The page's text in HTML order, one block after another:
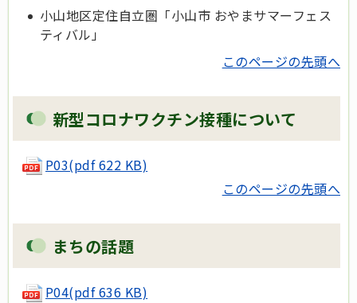
小山地区定住自立圏「小山市 おやまサマーフェス
ティバル」
このページの先頭へ
新型コロナワクチン接種について
P03(pdf 622 KB)
このページの先頭へ
まちの話題
P04(pdf 636 KB)